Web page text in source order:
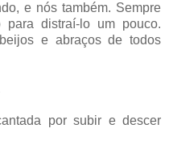
e nós também. Sempre
distraí-lo um pouco.
e abraços de todos
por subir e descer